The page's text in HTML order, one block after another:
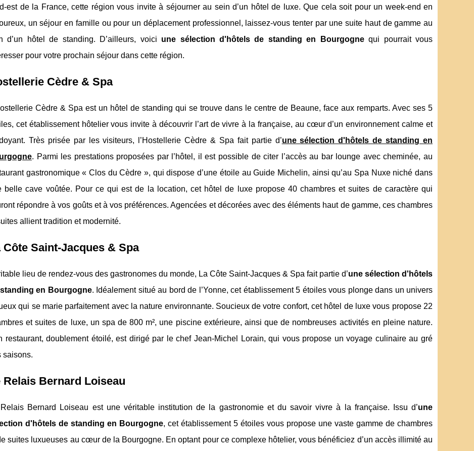
est de la France, cette région vous invite à séjourner au sein d’un hôtel de luxe. Que cela soit pour un week-end en
un séjour en famille ou pour un déplacement professionnel, laissez-vous tenter par une suite haut de gamme au
d’un hôtel de standing. D’ailleurs, voici une sélection d'hôtels de standing en Bourgognequi pourrait vous
pour votre prochain séjour dans cette région.
Cèdre & Spa
Cèdre & Spa est un hôtel de standing qui se trouve dans le centre de Beaune, face aux remparts. Avec ses 5
cet établissement hôtelier vous invite à découvrir l’art de vivre à la française, au cœur d’un environnement calme et
Très prisée par les visiteurs, l’Hostellerie Cèdre & Spa fait partie d’une sélection d'hôtels de standing en
. Parmi les prestations proposées par l’hôtel, il est possible de citer l’accès au bar lounge avec cheminée, au
gastronomique « Clos du Cèdre », qui dispose d’une étoile au Guide Michelin, ainsi qu’au Spa Nuxe niché dans
belle cave voûtée. Pour ce qui est de la location, cet hôtel de luxe propose 40 chambres et suites de caractère qui
répondre à vos goûts et à vos préférences. Agencées et décorées avec des éléments haut de gamme, ces chambres
allient tradition et modernité.
Côte Saint-Jacques & Spa
lieu de rendez-vous des gastronomes du monde, La Côte Saint-Jacques & Spa fait partie d’une sélection d'hôtels
en Bourgogne. Idéalement situé au bord de l’Yonne, cet établissement 5 étoiles vous plonge dans un univers
qui se marie parfaitement avec la nature environnante. Soucieux de votre confort, cet hôtel de luxe vous propose 22
et suites de luxe, un spa de 800 m², une piscine extérieure, ainsi que de nombreuses activités en pleine nature.
restaurant, doublement étoilé, est dirigé par le chef Jean-Michel Lorain, qui vous propose un voyage culinaire au gré
saisons.
Relais Bernard Loiseau
Bernard Loiseau est une véritable institution de la gastronomie et du savoir vivre à la française. Issu d’une
d'hôtels de standing en Bourgogne, cet établissement 5 étoiles vous propose une vaste gamme de chambres
suites luxueuses au cœur de la Bourgogne. En optant pour ce complexe hôtelier, vous bénéficiez d’un accès illimité au